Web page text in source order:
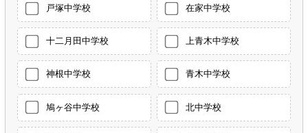
戸塚中学校 在家中学校
十二月田中学校 上青木中学校
神根中学校 青木中学校
鳩ヶ谷中学校 北中学校